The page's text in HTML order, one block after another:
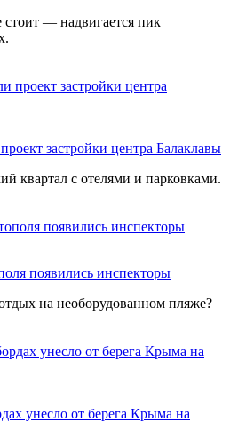
стоит — надвигается пик
застройки центра Балаклавы
квартал с отелями и парковками.
появились инспекторы
на необорудованном пляже?
унесло от берега Крыма на